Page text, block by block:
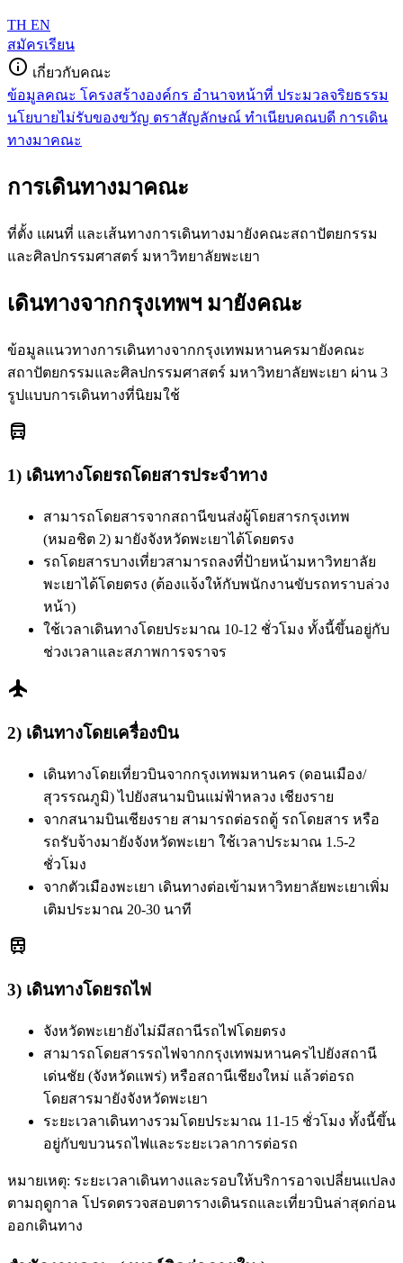
TH EN
สมัครเรียน
info เกี่ยวกับคณะ
ข้อมูลคณะ โครงสร้างองค์กร อำนาจหน้าที่ ประมวลจริยธรรม
นโยบายไม่รับของขวัญ ตราสัญลักษณ์ ทำเนียบคณบดี การเดิน
ทางมาคณะ
การเดินทางมาคณะ
ที่ตั้ง แผนที่ และเส้นทางการเดินทางมายังคณะสถาปัตยกรรม
และศิลปกรรมศาสตร์ มหาวิทยาลัยพะเยา
เดินทางจากกรุงเทพฯ มายังคณะ
ข้อมูลแนวทางการเดินทางจากกรุงเทพมหานครมายังคณะ
สถาปัตยกรรมและศิลปกรรมศาสตร์ มหาวิทยาลัยพะเยา ผ่าน 3
รูปแบบการเดินทางที่นิยมใช้
directions_bus
1) เดินทางโดยรถโดยสารประจำทาง
สามารถโดยสารจากสถานีขนส่งผู้โดยสารกรุงเทพ
(หมอชิต 2) มายังจังหวัดพะเยาได้โดยตรง
รถโดยสารบางเที่ยวสามารถลงที่ป้ายหน้ามหาวิทยาลัย
พะเยาได้โดยตรง (ต้องแจ้งให้กับพนักงานขับรถทราบล่วง
หน้า)
ใช้เวลาเดินทางโดยประมาณ 10-12 ชั่วโมง ทั้งนี้ขึ้นอยู่กับ
ช่วงเวลาและสภาพการจราจร
flight
2) เดินทางโดยเครื่องบิน
เดินทางโดยเที่ยวบินจากกรุงเทพมหานคร (ดอนเมือง/
สุวรรณภูมิ) ไปยังสนามบินแม่ฟ้าหลวง เชียงราย
จากสนามบินเชียงราย สามารถต่อรถตู้ รถโดยสาร หรือ
รถรับจ้างมายังจังหวัดพะเยา ใช้เวลาประมาณ 1.5-2
ชั่วโมง
จากตัวเมืองพะเยา เดินทางต่อเข้ามหาวิทยาลัยพะเยาเพิ่ม
เติมประมาณ 20-30 นาที
train
3) เดินทางโดยรถไฟ
จังหวัดพะเยายังไม่มีสถานีรถไฟโดยตรง
สามารถโดยสารรถไฟจากกรุงเทพมหานครไปยังสถานี
เด่นชัย (จังหวัดแพร่) หรือสถานีเชียงใหม่ แล้วต่อรถ
โดยสารมายังจังหวัดพะเยา
ระยะเวลาเดินทางรวมโดยประมาณ 11-15 ชั่วโมง ทั้งนี้ขึ้น
อยู่กับขบวนรถไฟและระยะเวลาการต่อรถ
หมายเหตุ: ระยะเวลาเดินทางและรอบให้บริการอาจเปลี่ยนแปลง
ตามฤดูกาล โปรดตรวจสอบตารางเดินรถและเที่ยวบินล่าสุดก่อน
ออกเดินทาง